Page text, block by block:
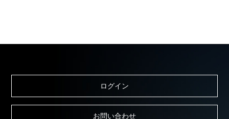
ログイン
お問い合わせ